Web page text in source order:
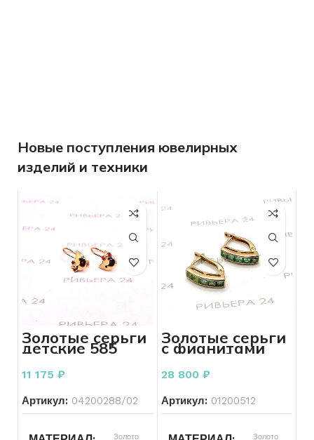
Новые поступления ювелирных
изделий и техники
Золотые серьги
детские 585
проба 1.49
грамм
11 175 ₽
Артикул: 04200288/02
Золото
Золотые серьги
с фианитами
585 пробы 3.84
грамма
28 800 ₽
Артикул: 01200512
Золото